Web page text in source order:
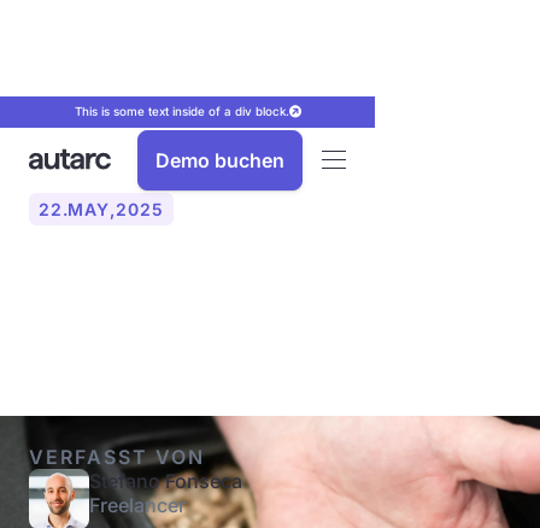
This is some text inside of a div block.
Demo buchen
22.MAY,2025
VERFASST VON
Stefano Fonseca
Freelancer